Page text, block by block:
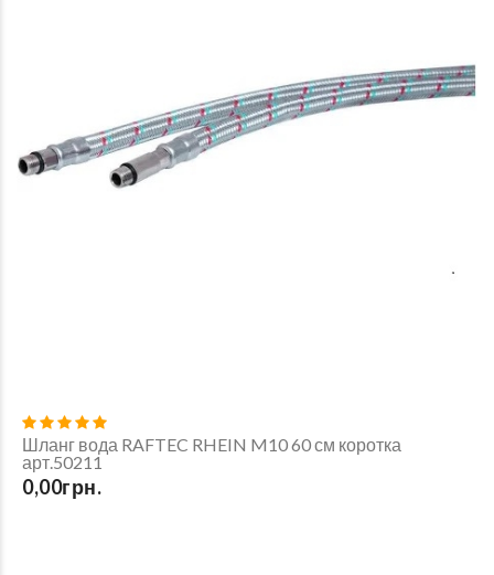
Шланг вода RAFTEC RHEIN M10 60 см коротка
арт.50211
0,00грн.